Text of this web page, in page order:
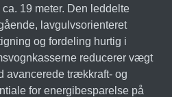
19 meter. Den leddelte
lavgulvsorienteret
og fordeling hurtig i
reducerer vægt
avancerede trækkraft- og
for energibesparelse på